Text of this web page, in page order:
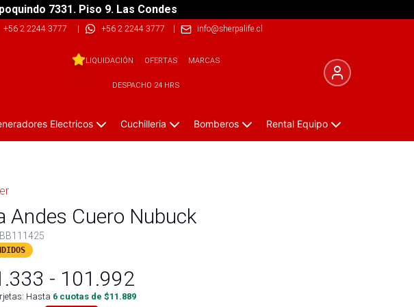
7331. Piso 9. Las Condes
+56 2 2244 3777 | +56 2 2244 3777 | info@sherpalife.cl
LIQUIDACIÓN OFERTAS MARCAS
DESPACHO 24 HRS
Electricos Cuchilleria Bomberos Rental Equipo
Andes Cuero Nubuck
- 101.992
Hasta 6 cuotas de $11.889